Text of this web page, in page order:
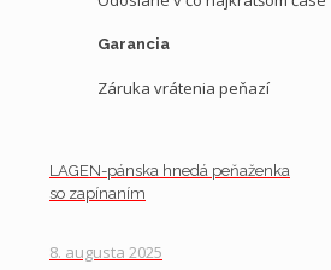
Garancia
Záruka vrátenia peňazí
LAGEN-pánska hnedá peňaženka
so zapínaním
8. augusta 2025